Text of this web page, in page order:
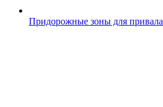
Придорожные зоны для привала